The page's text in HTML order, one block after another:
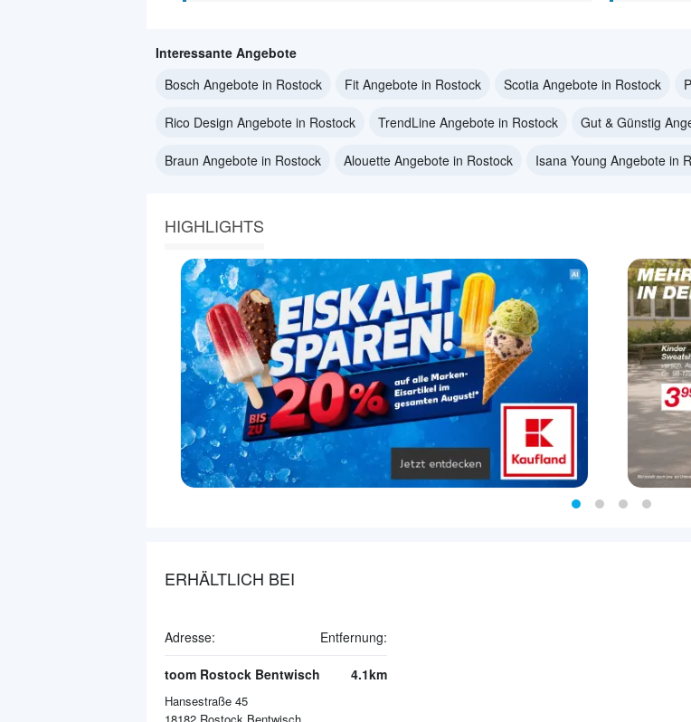
Interessante Angebote
Bosch Angebote in Rostock
Fit Angebote in Rostock Scotia Angebote in Rostock
Rico Design Angebote in Rostock TrendLine Angebote in Rostock Gut & Günstig
Braun Angebote in Rostock Alouette Angebote in Rostock Isana Young Angebote in
HIGHLIGHTS
ERHÄLTLICH BEI
Adresse: Entfernung:
toom Rostock Bentwisch
Hansestraße 45
18182 Rostock Bentwisch
4.1km